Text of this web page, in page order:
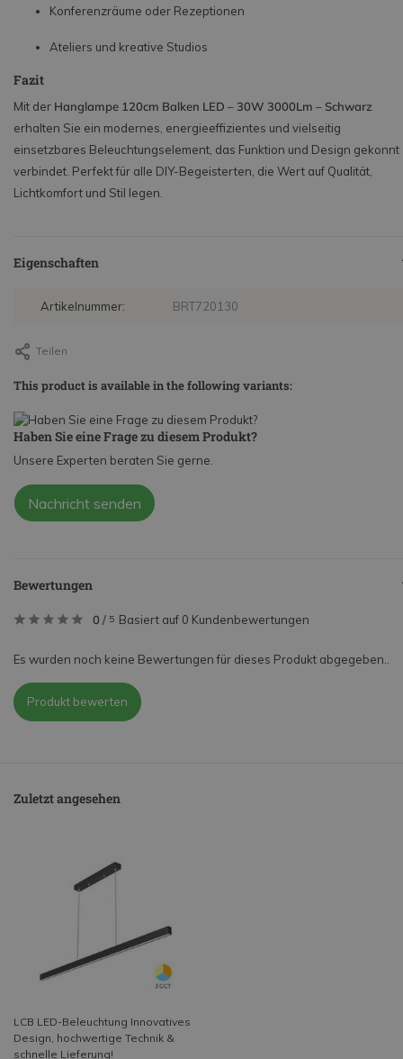
Konferenzräume oder Rezeptionen
Ateliers und kreative Studios
Fazit
Mit der Hanglampe 120cm Balken LED – 30W 3000Lm – Schwarz
erhalten Sie ein modernes, energieeffizientes und vielseitig
einsetzbares Beleuchtungselement, das Funktion und Design gekonnt
verbindet. Perfekt für alle DIY-Begeisterten, die Wert auf Qualität,
Lichtkomfort und Stil legen.
Eigenschaften
Artikelnummer: BRT720130
Teilen
This product is available in the following variants:
Haben Sie eine Frage zu diesem Produkt?
Unsere Experten beraten Sie gerne.
Nachricht senden
Bewertungen
0 / 5 Basiert auf 0 Kundenbewertungen
Es wurden noch keine Bewertungen für dieses Produkt abgegeben..
Produkt bewerten
Zuletzt angesehen
LCB LED-Beleuchtung Innovatives
Design, hochwertige Technik &
schnelle Lieferung!